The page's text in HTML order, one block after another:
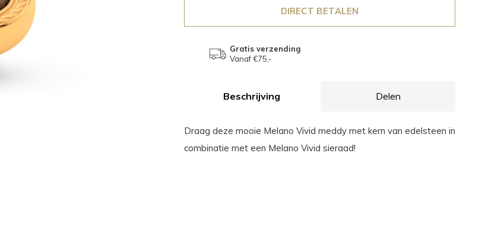
DIRECT BETALEN
Gratis verzending
Vanaf €75,-
Beschrijving Delen
Draag deze mooie Melano Vivid meddy met kern van edelsteen in
combinatie met een Melano Vivid sieraad!